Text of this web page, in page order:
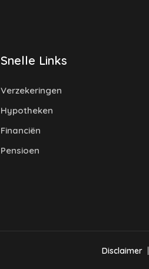
Snelle Links
Verzekeringen
Hypotheken
Financiën
Pensioen
Disclaimer